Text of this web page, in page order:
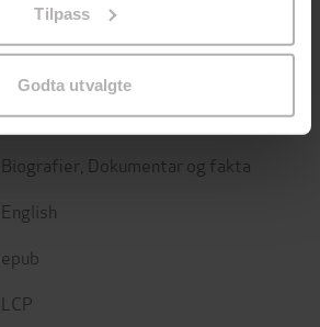
Tilpass
Godta utvalgte
William McInnes
25.10.2016
Biografier Dokumentar og fakta
English
epub
LCP